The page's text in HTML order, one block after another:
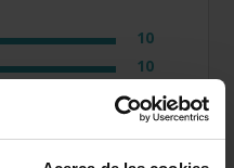
10
10
10